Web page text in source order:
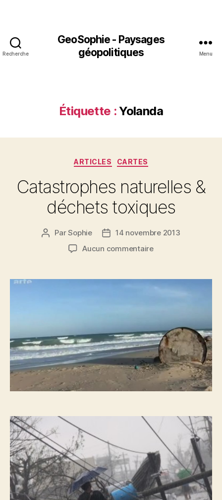
Recherche
GeoSophie - Paysages
géopolitiques
Menu
Étiquette :Yolanda
Catégories
ARTICLES CARTES
Catastrophes naturelles &
déchets toxiques
Auteur
l’article
ParSophie
Date14 novembre 2013
Aucun commentairesur
&
déchets